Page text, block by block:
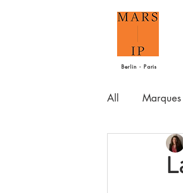
Berlin - Paris
All Marques